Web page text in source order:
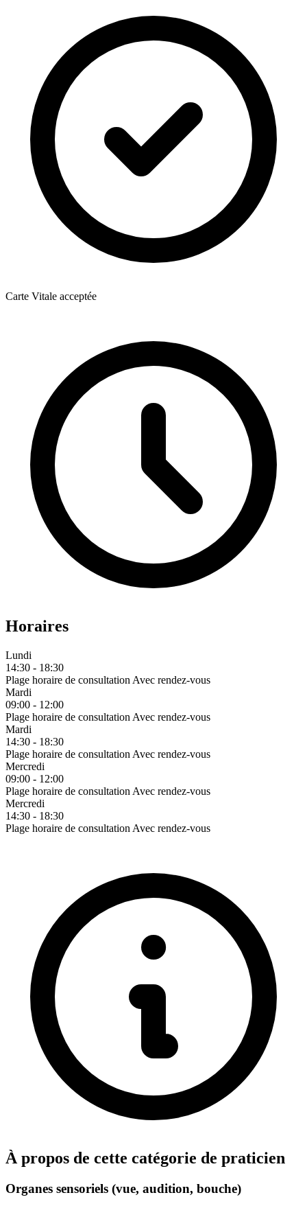
Carte Vitale acceptée
Horaires
Lundi
14:30 - 18:30
Plage horaire de consultation Avec rendez-vous
Mardi
09:00 - 12:00
Plage horaire de consultation Avec rendez-vous
Mardi
14:30 - 18:30
Plage horaire de consultation Avec rendez-vous
Mercredi
09:00 - 12:00
Plage horaire de consultation Avec rendez-vous
Mercredi
14:30 - 18:30
Plage horaire de consultation Avec rendez-vous
À propos de cette catégorie de praticien
Organes sensoriels (vue, audition, bouche)